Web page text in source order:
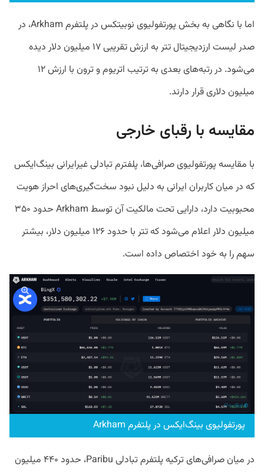
اما با نگاهی به بخش پورتفولیوی نوبیتکس در پلتفرم Arkham، در
صدر لیست ارزدیجیتال تتر به ارزش تقریبی ۱۷ میلیون دلار دیده
می‌شود. در رتبه‌های بعدی به ترتیب اتریوم و ترون با ارزش ۱۲
میلیون دلاری قرار دارند.
مقایسه با رقبای خارجی
با مقایسه پورتفولیوی صرافی‌ها، پلفترم تبادلی غیرایرانی بینگ‌ایکس
که در میان کاربران ایرانی به دلیل نبود سخت‌گیری‌های احراز هویت
محبوبیت دارد، دارایی تحت مالکیت آن توسط Arkham حدود ۳۵۰
میلیون دلار اعلام می‌شود که تتر با حدود ۱۲۶ میلیون دلار، بیشتر
سهم را به خود اختصاص داده است.
پورتفولیوی بینگ‌ایکس در پلتفرم Arkham
در میان صرافی‌های ترکیه پلتفرم تبادلی Paribu، حدود ۴۴۰ میلیون